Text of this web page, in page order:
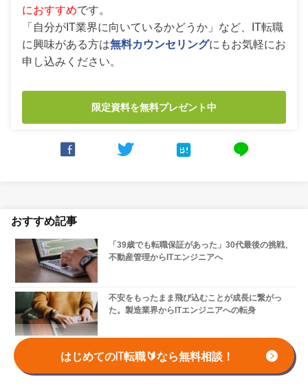
はじめてのIT転職🔰なら無料相談！
におすすめです。
「自分がIT業界に向いているかどうか」など、IT転職
に興味がある方は無料カウンセリングにもお気軽にお
申し込みください。
限定資料を無料プレゼント中
   line
おすすめ記事
「39歳でも転職保証があった」30代最後の挑戦、
不動産管理からITエンジニアへ
不安をもったまま飛び込むことが成長に繋がっ
た。製造業界からITエンジニアへの転身
転職を繰り返したプログラマーが、土日にプログ
ラミングを再習得！圧倒的成長を遂げ、キャリア
再起動に成功